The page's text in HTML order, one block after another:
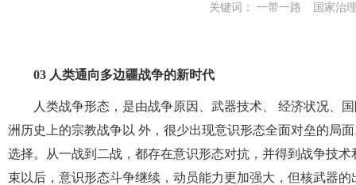
关键词： 一带一路 国家治
03 人类通向多边疆战争的新时代
人类战争形态，是由战争原因、武器技术、 经济状况、
洲历史上的宗教战争以 外，很少出现意识形态全面对垒的局
选择。从一战到二战，都存在意识形态对抗，并得到战争技
束以后，意识形态斗争继续，动员能力更加强大，但核武器